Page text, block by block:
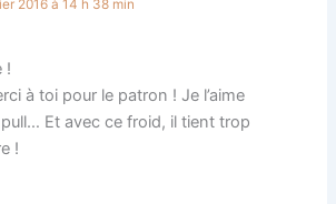
2016 à 14 h 38 min
!
à toi pour le patron ! Je l’aime
Et avec ce froid, il tient trop
!